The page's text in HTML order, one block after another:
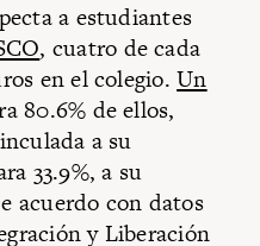
a estudiantes
, cuatro de cada
en el colegio.Un
80.6% de ellos,
a su
33.9%, a su
acuerdo con datos
y Liberación